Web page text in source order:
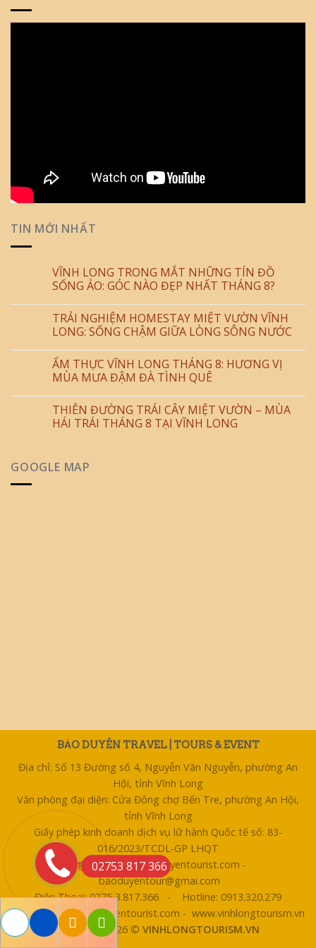
TIN MỚI NHẤT
VĨNH LONG TRONG MẮT NHỮNG TÍN ĐỒ
SỐNG ẢO: GÓC NÀO ĐẸP NHẤT THÁNG 8?
TRẢI NGHIỆM HOMESTAY MIỆT VƯỜN VĨNH
LONG: SỐNG CHẬM GIỮA LÒNG SÔNG NƯỚC
ẨM THỰC VĨNH LONG THÁNG 8: HƯƠNG VỊ
MÙA MƯA ĐẬM ĐÀ TÌNH QUÊ
THIÊN ĐƯỜNG TRÁI CÂY MIỆT VƯỜN – MÙA
HÁI TRÁI THÁNG 8 TẠI VĨNH LONG
GOOGLE MAP
BẢO DUYÊN TRAVEL | TOURS & EVENT
Địa chỉ: Số 13 Đường số 4, Nguyễn Văn Nguyễn, phường An
Hội, tỉnh Vĩnh Long
Văn phòng đại diện: Cửa Đông chợ Bến Tre, phường An Hội,
tỉnh Vĩnh Long
Giấy phép kinh doanh dịch vụ lữ hành Quốc tế số: 83-
016/2023/TCDL-GP LHQT
Email: bentre@baoduyentourist.com -
baoduyentour@gmai.com
Điện Thoại: 0275 3.817.366 - Hotline: 0913.320.279
Website: www.baoduyentourist.com - www.vinhlongtourism.vn
Copyright 2026 © VINHLONGTOURISM.VN
02753 817 366